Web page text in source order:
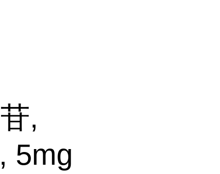
,
5mg